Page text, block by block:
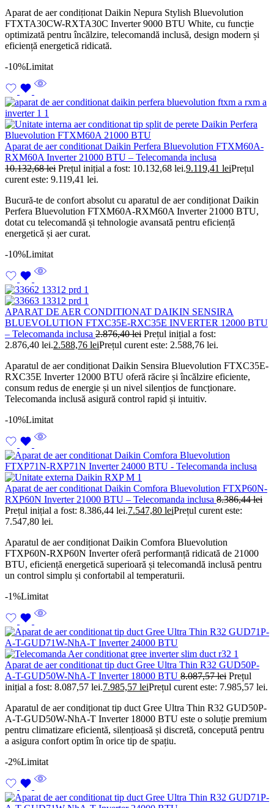
Aparat de aer condiționat Daikin Nepura Stylish Bluevolution
FTXTA30CW-RXTA30C Inverter 9000 BTU White, cu funcție
optimizată pentru încălzire, telecomandă inclusă, design modern și
eficiență energetică ridicată.
-10%Limitat
Aparat de aer conditionat Daikin Perfera Bluevolution FTXM60A-
RXM60A Inverter 21000 BTU – Telecomanda inclusa
10.132,68lei Prețul inițial a fost: 10.132,68 lei.9.119,41 leiPrețul
curent este: 9.119,41 lei.
Bucură-te de confort absolut cu aparatul de aer condiționat Daikin
Perfera Bluevolution FTXM60A-RXM60A Inverter 21000 BTU,
dotat cu telecomandă și tehnologie avansată pentru eficiență
energetică și aer curat.
-10%Limitat
APARAT DE AER CONDITIONAT DAIKIN SENSIRA
BLUEVOLUTION FTXC35E-RXC35E INVERTER 12000 BTU
– Telecomanda inclusa 2.876,40lei Prețul inițial a fost:
2.876,40 lei.2.588,76 leiPrețul curent este: 2.588,76 lei.
Aparatul de aer condiționat Daikin Sensira Bluevolution FTXC35E-
RXC35E Inverter 12000 BTU oferă răcire și încălzire eficiente,
consum redus de energie și un nivel silențios de funcționare.
Telecomanda inclusă asigură control rapid și intuitiv.
-10%Limitat
Aparat de aer conditionat Daikin Comfora Bluevolution FTXP60N-
RXP60N Inverter 21000 BTU – Telecomanda inclusa 8.386,44lei
Prețul inițial a fost: 8.386,44 lei.7.547,80 leiPrețul curent este:
7.547,80 lei.
Aparatul de aer condiționat Daikin Comfora Bluevolution
FTXP60N-RXP60N Inverter oferă performanță ridicată de 21000
BTU, eficiență energetică superioară și telecomandă inclusă pentru
un control simplu și confortabil al temperaturii.
-1%Limitat
Aparat de aer conditionat tip duct Gree Ultra Thin R32 GUD50P-
A-T-GUD50W-NhA-T Inverter 18000 BTU 8.087,57lei Prețul
inițial a fost: 8.087,57 lei.7.985,57 leiPrețul curent este: 7.985,57 lei.
Aparatul de aer condiționat tip duct Gree Ultra Thin R32 GUD50P-
A-T-GUD50W-NhA-T Inverter 18000 BTU este o soluție premium
pentru climatizare eficientă, silențioasă și discretă, concepută pentru
a asigura confort optim în orice tip de spațiu.
-2%Limitat